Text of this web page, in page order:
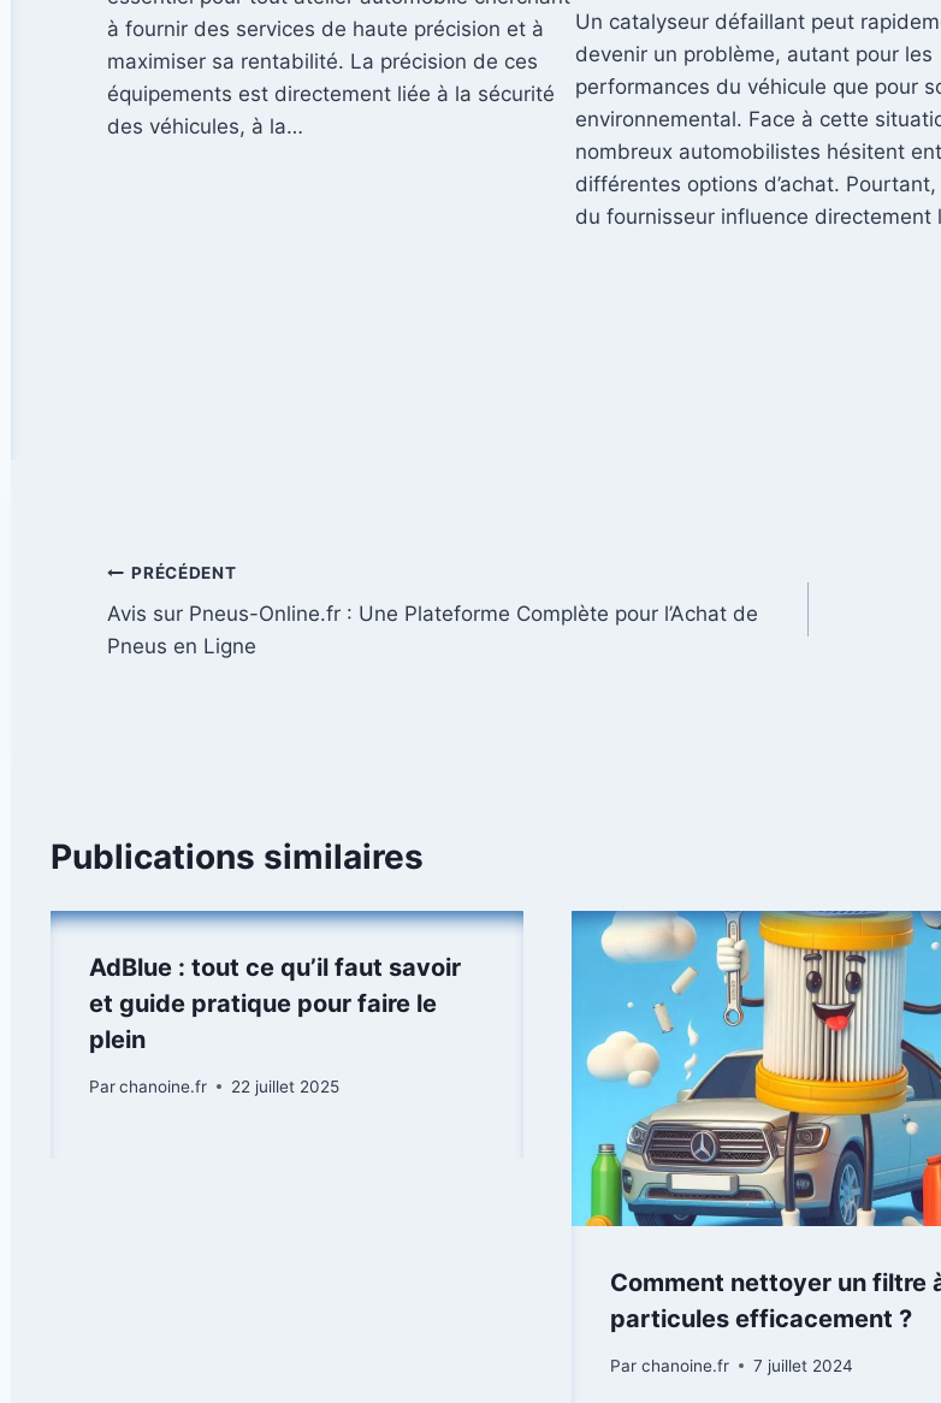
à fournir des services de haute précision et à
maximiser sa rentabilité. La précision de ces
équipements est directement liée à la sécurité
des véhicules, à la…
Un catalyseur défaillant peut
devenir un problème, autant pour les
performances du véhicule que pour
environnemental. Face à cette
nombreux automobilistes hésitent
différentes options d’achat.
du fournisseur influence directement
Navigation
de
PRÉCÉDENT
Avis sur Pneus-Online.fr : Une Plateforme Complète pour l’Achat de
Pneus en Ligne
Publications similaires
AdBlue : tout ce qu’il faut savoir
et guide pratique pour faire le
plein
Parchanoine.fr 22 juillet 2025
Comment nettoyer un filtre
particules efficacement ?
Par chanoine.fr 7 juillet 2024